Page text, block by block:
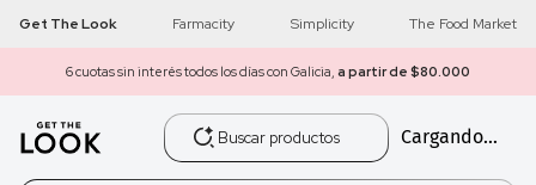
Get The Look Farmacity Simplicity The Food Market
6 cuotas sin interés todos los días con Galicia, a partir de $80.000
Buscar productos
Cargando...
1 get the look